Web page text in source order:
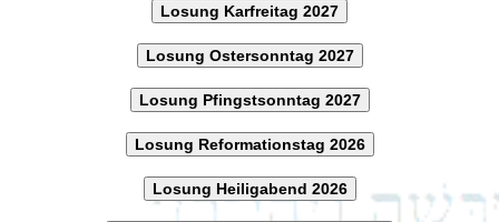
Losung Karfreitag 2027
Losung Ostersonntag 2027
Losung Pfingstsonntag 2027
Losung Reformationstag 2026
Losung Heiligabend 2026